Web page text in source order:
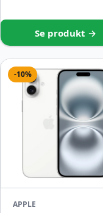
Se produkt →
-10%
APPLE